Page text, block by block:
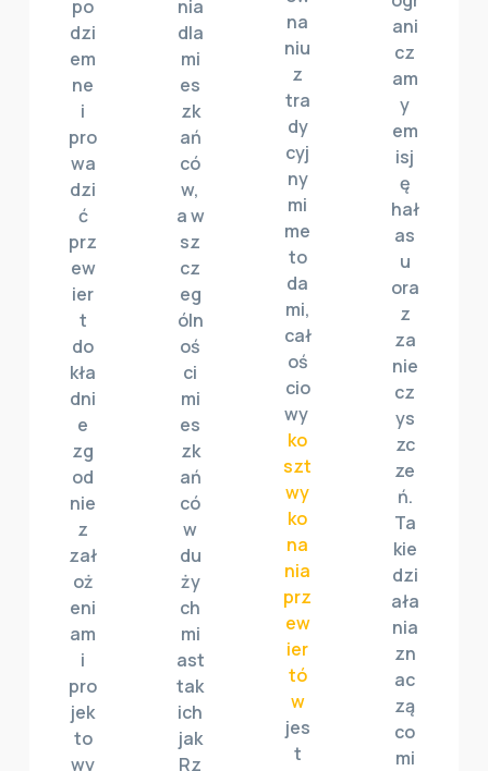
po
dzi
em
ne
i
pro
wa
dzi
ć
prz
ew
ier
t
do
kła
dni
e
zg
od
nie
z
zał
oż
eni
am
i
pro
jek
to
wy
nia
dla
mi
es
zk
ań
có
w,
a w
sz
cz
eg
óln
oś
ci
mi
es
zk
ań
có
w
du
ży
ch
mi
ast
tak
ich
jak
Rz
na
niu
z
tra
dy
cyj
ny
mi
me
to
da
mi,
cał
oś
cio
wy
ko
szt
wy
ko
na
nia
prz
ew
ier
tó
w
jes
t
ani
cz
am
y
em
isj
ę
hał
as
u
ora
z
za
nie
cz
ys
zc
ze
ń.
Ta
kie
dzi
ała
nia
zn
ac
zą
co
mi